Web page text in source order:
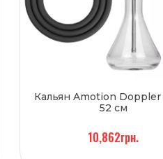
Кальян Amotion
52 см
10,862грн.